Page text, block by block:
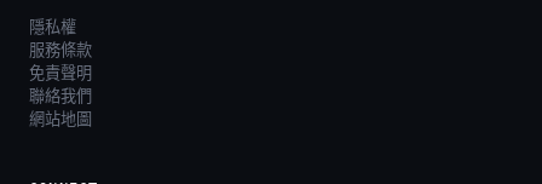
隱私權
服務條款
免責聲明
聯絡我們
網站地圖